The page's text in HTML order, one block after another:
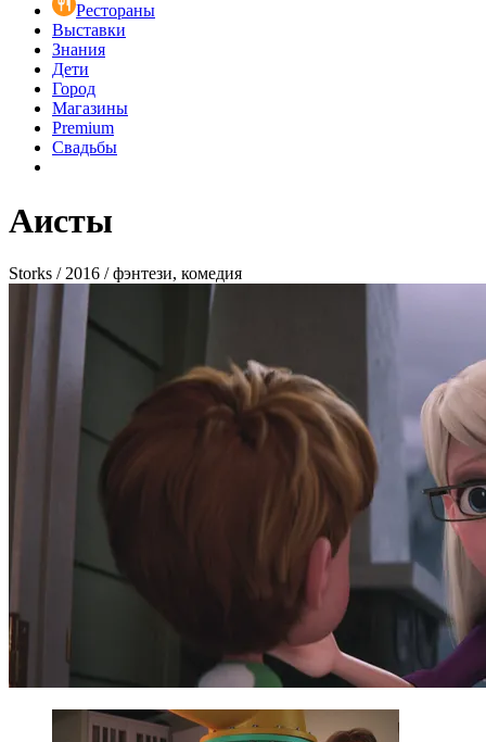
Рестораны
Выставки
Знания
Дети
Город
Магазины
Premium
Свадьбы
Аисты
Storks / 2016 / фэнтези, комедия